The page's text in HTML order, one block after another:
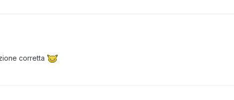
corretta